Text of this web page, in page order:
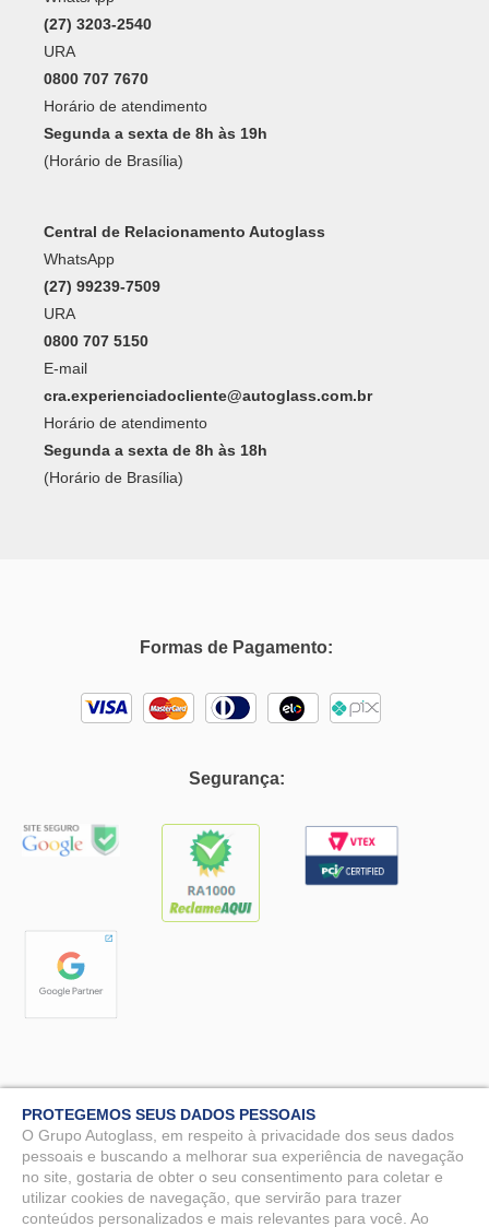
(27) 3203-2540
URA
0800 707 7670
Horário de atendimento
Segunda a sexta de 8h às 19h
(Horário de Brasília)
Central de Relacionamento Autoglass
WhatsApp
(27) 99239-7509
URA
0800 707 5150
E-mail
cra.experienciadocliente@autoglass.com.br
Horário de atendimento
Segunda a sexta de 8h às 18h
(Horário de Brasília)
Formas de Pagamento:
Segurança:
Autoglass© 2025 - Todos os direitos reservados. MG Vidros Automotivos
LTDA - CNPJ: 07.571.746/0009-51.
Rua Benjamin Constant, 90 - Nossa Sra. da Penha, Vila Velha - ES, 29110-
PROTEGEMOS SEUS DADOS PESSOAIS
O Grupo Autoglass, em respeito à privacidade dos seus dados
pessoais e buscando a melhorar sua experiência de navegação
no site, gostaria de obter o seu consentimento para coletar e
utilizar cookies de navegação, que servirão para trazer
conteúdos personalizados e mais relevantes para você. Ao